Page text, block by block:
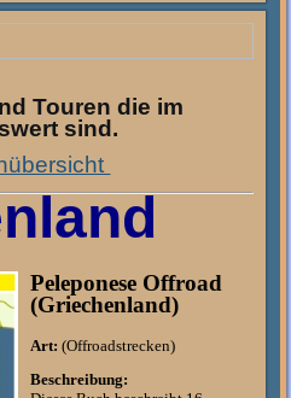
Touren die im
sind.
Peleponese Offroad
(Griechenland)
Art: (Offroadstrecken)
Beschreibung: